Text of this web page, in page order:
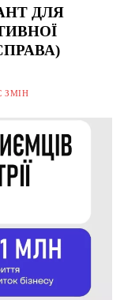
ДЛЯ
ЗМІН